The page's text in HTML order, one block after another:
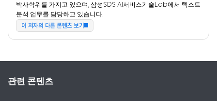
박사학위를 가지고 있으며, 삼성SDS AI서비스기술Lab에서 텍스트
분석 업무를 담당하고 있습니다.
이 저자의 다른 콘텐츠 보기
관련 콘텐츠